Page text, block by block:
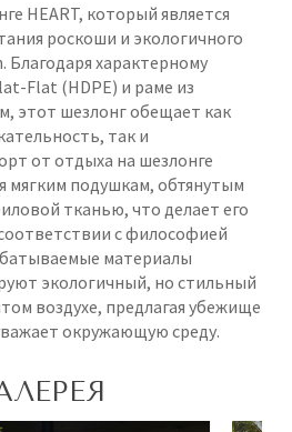
HEART, который является
роскоши и экологичного
Благодаря характерному
Flat (HDPE) и раме из
этот шезлонг обещает как
так и
от отдыха на шезлонге
мягким подушкам, обтянутым
тканью, что делает его
с философией
материалы
экологичный, но стильный
воздухе, предлагая убежище
окружающую среду.